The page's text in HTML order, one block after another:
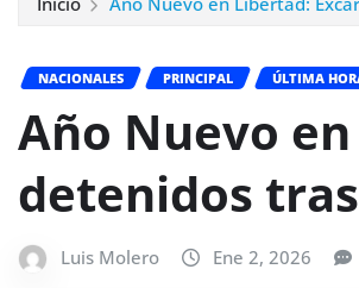
NACIONALES PRINCIPAL ÚLTIMA
Año Nuevo
detenidos
Luis Molero Ene 2, 2026